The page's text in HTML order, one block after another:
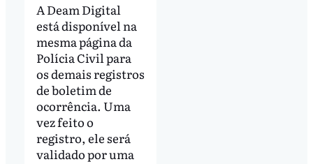
A Deam Digital
está disponível na
mesma página da
Polícia Civil para
os demais registros
de boletim de
ocorrência. Uma
vez feito o
registro, ele será
validado por uma